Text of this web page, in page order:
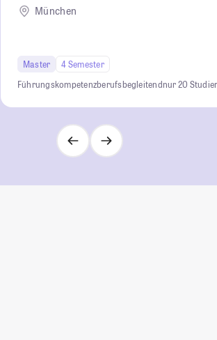
München
Master
4 Semester
Führungskompetenzberufsbegleitendnur 20